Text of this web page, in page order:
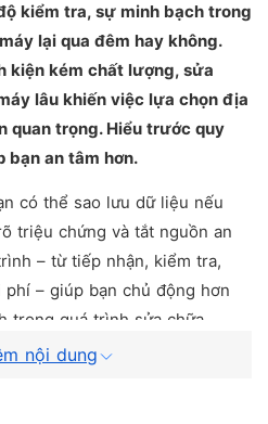
kiểm tra, sự minh bạch trong
lại qua đêm hay không.
kiện kém chất lượng, sửa
lâu khiến việc lựa chọn địa
quan trọng. Hiểu trước quy
bạn an tâm hơn.
có thể sao lưu dữ liệu nếu
triệu chứng và tắt nguồn an
– từ tiếp nhận, kiểm tra,
– giúp bạn chủ động hơn
trong quá trình sửa chữa.
nội dung